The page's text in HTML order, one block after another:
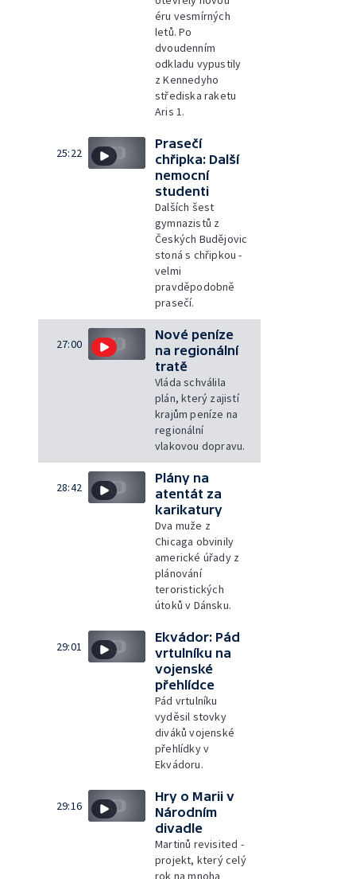
éru vesmírných
letů. Po
dvoudenním
odkladu vypustily
z Kennedyho
střediska raketu
Aris 1.
25:22
Prasečí
chřipka: Další
nemocní
studenti
Dalších šest
gymnazistů z
Českých Budějovic
stoná s chřipkou -
velmi
pravděpodobně
prasečí.
27:00
Nové peníze
na regionální
tratě
Vláda schválila
plán, který zajistí
krajům peníze na
regionální
vlakovou dopravu.
28:42
Plány na
atentát za
karikatury
Dva muže z
Chicaga obvinily
americké úřady z
plánování
teroristických
útoků v Dánsku.
29:01
Ekvádor: Pád
vrtulníku na
vojenské
přehlídce
Pád vrtulníku
vyděsil stovky
diváků vojenské
přehlídky v
Ekvádoru.
29:16
Hry o Marii v
Národním
divadle
Martinů revisited -
projekt, který celý
rok na mnoha